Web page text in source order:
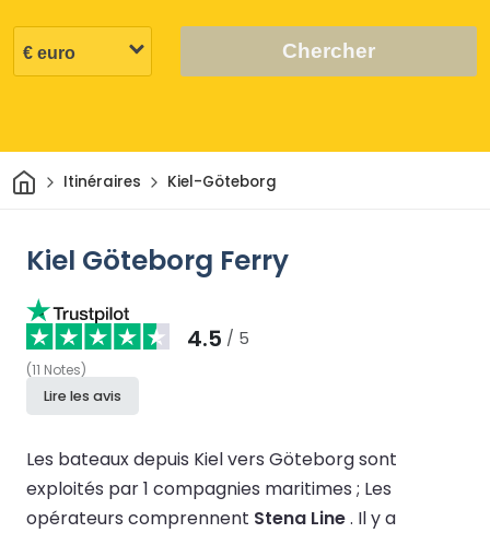
Chercher
Maison
Itinéraires Kiel-Göteborg
Kiel Göteborg Ferry
4.5 / 5
(11 Notes)
Lire les avis
Les bateaux depuis Kiel vers Göteborg sont
exploités par 1 compagnies maritimes ; Les
opérateurs comprennent Stena Line. Il y a